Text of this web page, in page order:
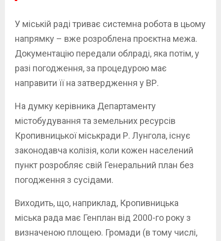
У міській раді триває системна робота в цьому
напрямку – вже розроблена проєктна межа.
Документацію передали облраді, яка потім, у
разі погодження, за процедурою має
направити її на затвердження у ВР.
На думку керівника Департаменту
містобудування та земельних ресурсів
Кропивницької міськради Р. Лунгола, існує
законодавча колізія, коли кожен населений
пункт розробляє свій Генеральний план без
погодження з сусідами.
Виходить, що, наприклад, Кропивницька
міська рада має Генплан від 2000-го року з
визначеною площею. Громади (в тому числі,